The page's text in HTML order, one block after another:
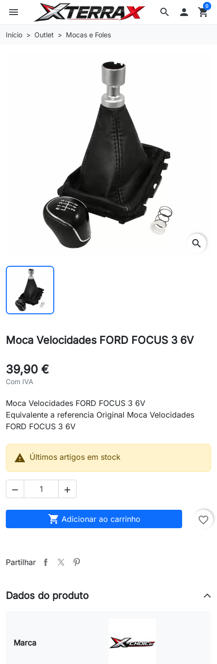
search
menu  shopping_cart
0
Início Outlet Mocas e Foles
search
Moca Velocidades FORD FOCUS 3 6V
39,90 €
Com IVA
Moca Velocidades FORD FOCUS 3 6V
Equivalente a referencia Original Moca Velocidades
FORD FOCUS 3 6V
 Últimos artigos em stock
 
 Adicionar ao carrinho favorite_border
Partilhar
Dados do produto
Marca